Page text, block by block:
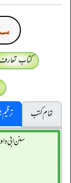
کتاب
تمام کتب
سنن ابي